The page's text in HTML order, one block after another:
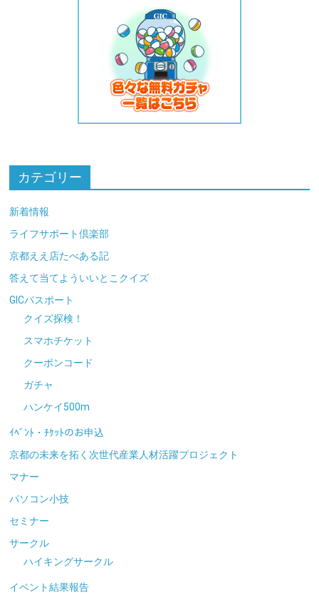
カテゴリー
新着情報
ライフサポート倶楽部
京都ええ店たべある記
答えて当てよういいとこクイズ
GICパスポート
クイズ探検！
スマホチケット
クーポンコード
ガチャ
ハンケイ500m
ｲﾍﾞﾝﾄ・ﾁｹｯﾄのお申込
京都の未来を拓く次世代産業人材活躍プロジェクト
マナー
パソコン小技
セミナー
サークル
ハイキングサークル
イベント結果報告